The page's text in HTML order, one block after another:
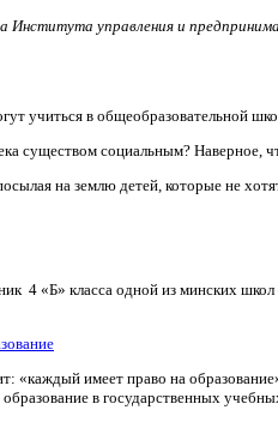
Института управления и
учиться в общеобразовательной
существом социальным?
на землю детей, которые не
4 «Б» класса одной из минских
«каждый имеет право на
в государственных